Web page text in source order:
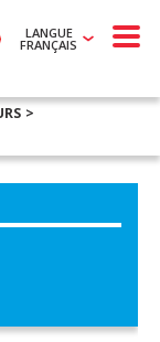
LANGUE
FRANÇAIS